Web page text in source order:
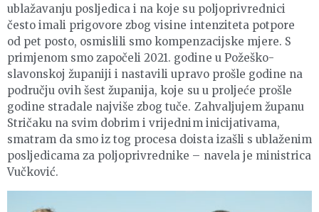
ublažavanju posljedica i na koje su poljoprivrednici
često imali prigovore zbog visine intenziteta potpore
od pet posto, osmislili smo kompenzacijske mjere. S
primjenom smo započeli 2021. godine u Požeško-
slavonskoj županiji i nastavili upravo prošle godine na
području ovih šest županija, koje su u proljeće prošle
godine stradale najviše zbog tuče. Zahvaljujem županu
Stričaku na svim dobrim i vrijednim inicijativama,
smatram da smo iz tog procesa doista izašli s ublaženim
posljedicama za poljoprivrednike – navela je ministrica
Vučković.